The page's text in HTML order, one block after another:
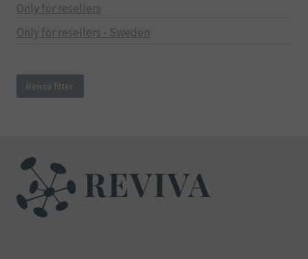
Only for resellers
Only for resellers - Sweden
Rensa filter